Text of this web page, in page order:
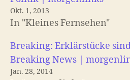
Okt. 1, 2013
In "Kleines Fernsehen"
Breaking: Erklärstücke
Breaking News |
Jan. 28, 2014